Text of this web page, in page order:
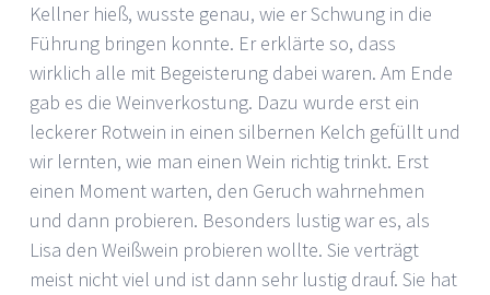
Kellner hieß, wusste genau, wie er Schwung in die
Führung bringen konnte. Er erklärte so, dass
wirklich alle mit Begeisterung dabei waren. Am Ende
gab es die Weinverkostung. Dazu wurde erst ein
leckerer Rotwein in einen silbernen Kelch gefüllt und
wir lernten, wie man einen Wein richtig trinkt. Erst
einen Moment warten, den Geruch wahrnehmen
und dann probieren. Besonders lustig war es, als
Lisa den Weißwein probieren wollte. Sie verträgt
meist nicht viel und ist dann sehr lustig drauf. Sie hat